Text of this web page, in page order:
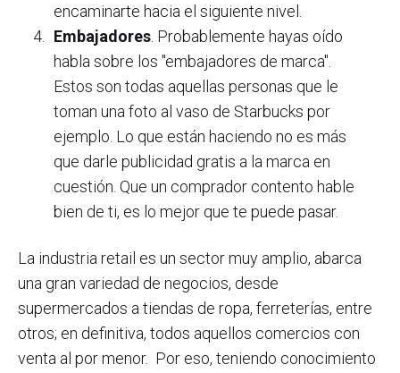
encaminarte hacia el siguiente nivel.
Embajadores. Probablemente hayas oído
habla sobre los "embajadores de marca".
Estos son todas aquellas personas que le
toman una foto al vaso de Starbucks por
ejemplo. Lo que están haciendo no es más
que darle publicidad gratis a la marca en
cuestión. Que un comprador contento hable
bien de ti, es lo mejor que te puede pasar.
La industria retail es un sector muy amplio, abarca
una gran variedad de negocios, desde
supermercados a tiendas de ropa, ferreterías, entre
otros; en definitiva, todos aquellos comercios con
venta al por menor. Por eso, teniendo conocimiento